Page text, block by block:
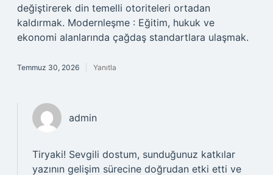
değiştirerek din temelli otoriteleri ortadan
kaldırmak. Modernleşme : Eğitim, hukuk ve
ekonomi alanlarında çağdaş standartlara ulaşmak.
Temmuz 30, 2026 Yanıtla
admin
Tiryaki! Sevgili dostum, sunduğunuz katkılar
yazının gelişim sürecine doğrudan etki etti ve